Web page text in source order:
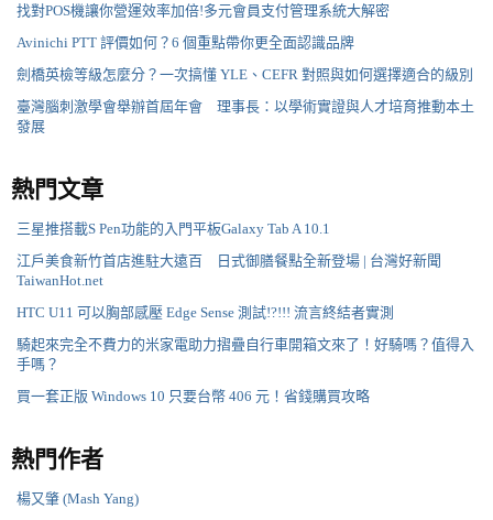
找對POS機讓你營運效率加倍!多元會員支付管理系統大解密
Avinichi PTT 評價如何？6 個重點帶你更全面認識品牌
劍橋英檢等級怎麼分？一次搞懂 YLE、CEFR 對照與如何選擇適合的級別
臺灣腦刺激學會舉辦首屆年會 理事長：以學術實證與人才培育推動本土
發展
熱門文章
三星推搭載S Pen功能的入門平板Galaxy Tab A 10.1
江戶美食新竹首店進駐大遠百 日式御膳餐點全新登場 | 台灣好新聞
TaiwanHot.net
HTC U11 可以胸部感壓 Edge Sense 測試!?!!! 流言終結者實測
騎起來完全不費力的米家電助力摺疊自行車開箱文來了！好騎嗎？值得入
手嗎？
買一套正版 Windows 10 只要台幣 406 元！省錢購買攻略
熱門作者
楊又肇 (Mash Yang)